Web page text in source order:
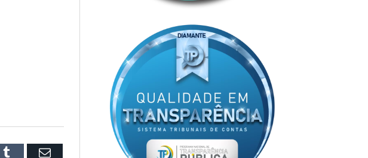
TumblrEmail